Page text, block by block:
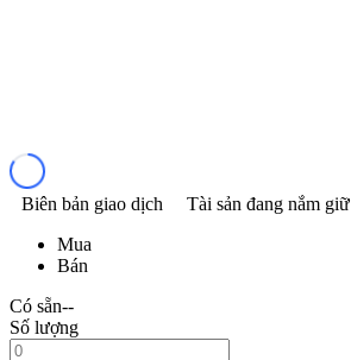
Biên bản giao dịch
Tài sản đang nắm giữ
Mua
Bán
Có sẵn--
Số lượng